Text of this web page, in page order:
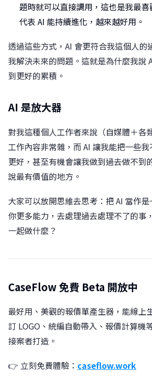
題時就可以直接調用，這也是我最
代表 AI 能持續進化，越來越好用。
透過這些方式，AI 會更符合我這個人的
我解決未來的問題。這就是為什麼我說
到更好的累積。
AI 是放大器
對我這種個人工作者來說（自媒體＋各
工作內容非常雜，而 AI 讓我能把一些
更好，甚至有機會讓我做到過去做不到
說最有價值的地方。
大家可以放開思維去思考：把 AI 當作
你更多能力，去處理過去處理不了的事
一起做什麼？
CaseFlow 免費 Beta 開放中
最好用、美觀的報價單產生器，能線上
訂 LOGO、統編自動帶入、報價計算機
接案者打造。
👉 立刻免費體驗： caseflow.work